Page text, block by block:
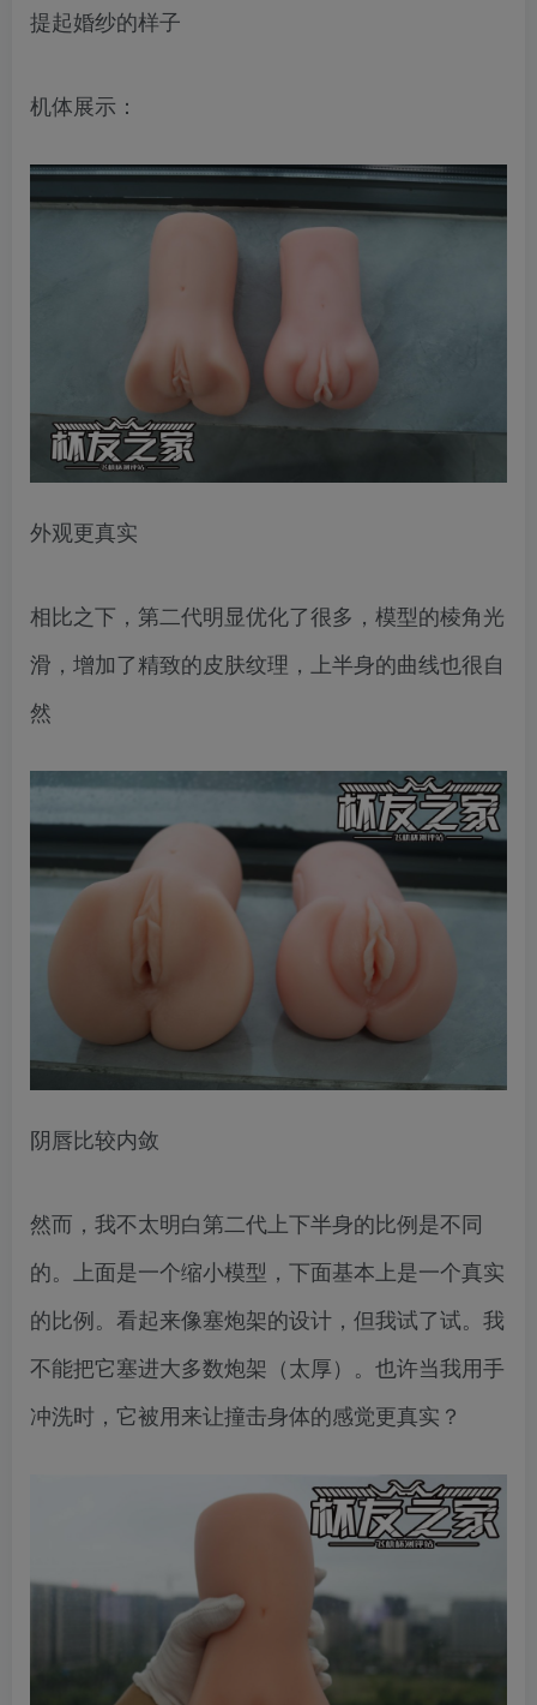
提起婚纱的样子
机体展示：
外观更真实
相比之下，第二代明显优化了很多，模型的棱角光
滑，增加了精致的皮肤纹理，上半身的曲线也很自
然
阴唇比较内敛
然而，我不太明白第二代上下半身的比例是不同
的。上面是一个缩小模型，下面基本上是一个真实
的比例。看起来像塞炮架的设计，但我试了试。我
不能把它塞进大多数炮架（太厚）。也许当我用手
冲洗时，它被用来让撞击身体的感觉更真实？